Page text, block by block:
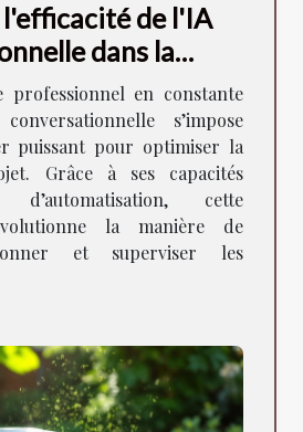
de l'IA
dans la
professionnel en constante
s’impose
puissant pour optimiser la
Grâce à ses capacités
cette
la manière de
et superviser les